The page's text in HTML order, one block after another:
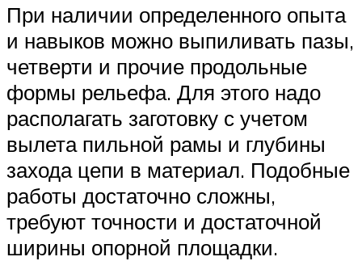
При наличии определенного опыта
и навыков можно выпиливать пазы,
четверти и прочие продольные
формы рельефа. Для этого надо
располагать заготовку с учетом
вылета пильной рамы и глубины
захода цепи в материал. Подобные
работы достаточно сложны,
требуют точности и достаточной
ширины опорной площадки.